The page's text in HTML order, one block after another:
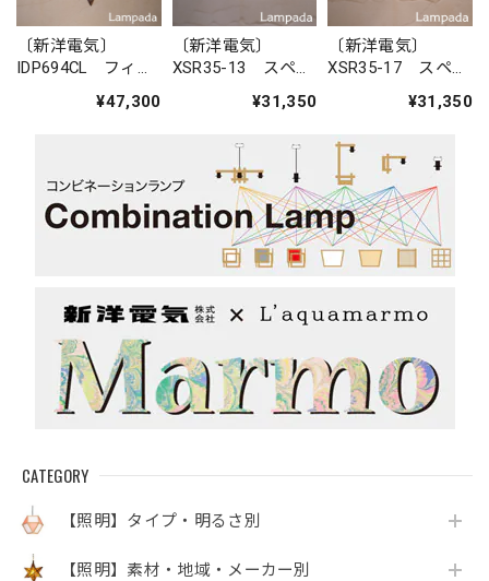
CATEGORY
【照明】タイプ・明るさ別
【照明】素材・地域・メーカー別
〔新洋電気〕
IDP694CL フィリ
ダントライト¥47,300
〔新洋電気〕
XSR35-13 スペイ
¥31,350
〔新洋電気〕
XSR35-17 スペイ
¥31,350